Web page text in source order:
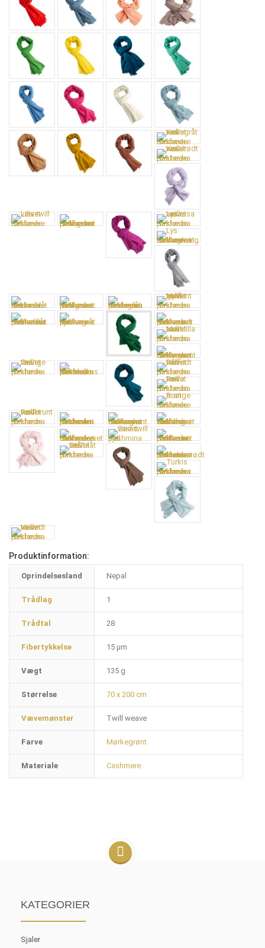
Produktinformation:
Oprindelsesland Nepal
Trådlag 1
Trådtal 28
Fibertykkelse 15 µm
Vægt 135 g
Størrelse 70 x 200 cm
Vævemønster Twill weave
Farve Mørkegrønt
Materiale Cashmere
KATEGORIER
Sjaler